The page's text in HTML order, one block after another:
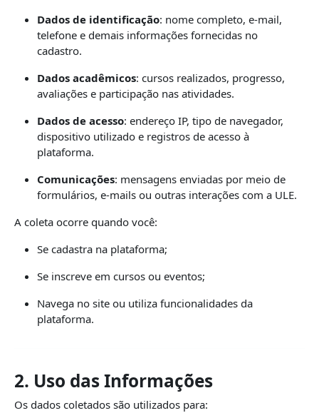
Dados de identificação: nome completo, e-mail,
telefone e demais informações fornecidas no
cadastro.
Dados acadêmicos: cursos realizados, progresso,
avaliações e participação nas atividades.
Dados de acesso: endereço IP, tipo de navegador,
dispositivo utilizado e registros de acesso à
plataforma.
Comunicações: mensagens enviadas por meio de
formulários, e-mails ou outras interações com a ULE.
A coleta ocorre quando você:
Se cadastra na plataforma;
Se inscreve em cursos ou eventos;
Navega no site ou utiliza funcionalidades da
plataforma.
2. Uso das Informações
Os dados coletados são utilizados para: